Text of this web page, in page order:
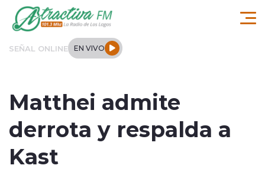
Click acá para ir directamente al contenido
SEÑAL ONLINE EN VIVO
Matthei admite
derrota y respalda a
Kast